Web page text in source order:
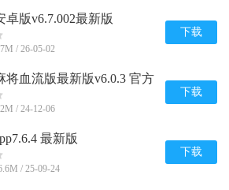
卓版v6.7.002最新版
/ 26-05-02
下载
将血流版最新版v6.0.3 官方
/ 24-12-06
下载
最新版
/ 25-09-24
下载